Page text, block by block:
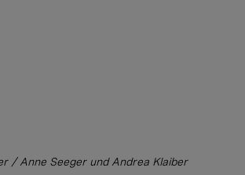
/ Anne Seeger und Andrea Klaiber